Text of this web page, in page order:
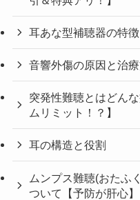
耳あな型補聴器の特徴
音響外傷の原因と治
突発性難聴とはどん
ムリミット！？】
耳の構造と役割
ムンプス難聴(おたふ
ついて【予防が肝心】